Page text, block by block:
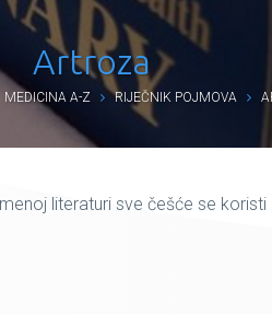
Artroza
MEDICINA A-Z RIJEČNIK POJMOVA
literaturi sve češće se